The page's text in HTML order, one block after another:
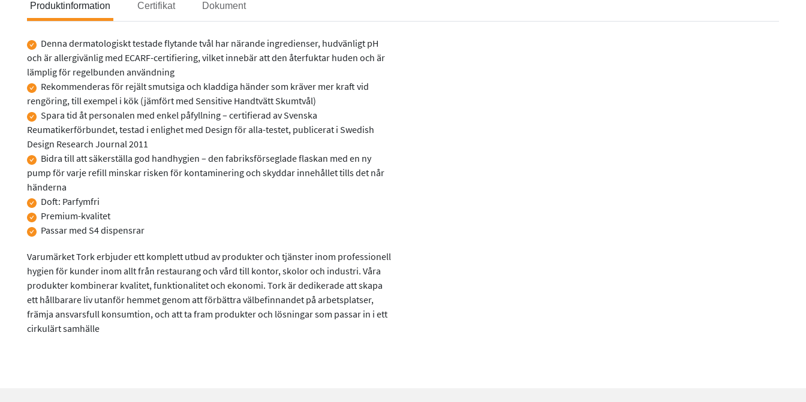
Produktinformation Certifikat Dokument
Produktinformation
Denna dermatologiskt testade flytande tvål har närande ingredienser, hudvänligt pH
och är allergivänlig med ECARF-certifiering, vilket innebär att den återfuktar huden och är
lämplig för regelbunden användning
Rekommenderas för rejält smutsiga och kladdiga händer som kräver mer kraft vid
rengöring, till exempel i kök (jämfört med Sensitive Handtvätt Skumtvål)
Spara tid åt personalen med enkel påfyllning – certifierad av Svenska
Reumatikerförbundet, testad i enlighet med Design för alla-testet, publicerat i Swedish
Design Research Journal 2011
Bidra till att säkerställa god handhygien – den fabriksförseglade flaskan med en ny
pump för varje refill minskar risken för kontaminering och skyddar innehållet tills det når
händerna
Doft: Parfymfri
Premium-kvalitet
Passar med S4 dispensrar
Varumärket Tork erbjuder ett komplett utbud av produkter och tjänster inom professionell
hygien för kunder inom allt från restaurang och vård till kontor, skolor och industri. Våra
produkter kombinerar kvalitet, funktionalitet och ekonomi. Tork är dedikerade att skapa
ett hållbarare liv utanför hemmet genom att förbättra välbefinnandet på arbetsplatser,
främja ansvarsfull konsumtion, och att ta fram produkter och lösningar som passar in i ett
cirkulärt samhälle